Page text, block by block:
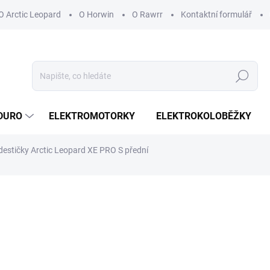
Arctic Leopard O Horwin O Rawrr Kontaktní formulář
Hledat
ELEKTROMOTORKY ELEKTROKOLOBĚŽKY
Arctic Leopard XE PRO S přední